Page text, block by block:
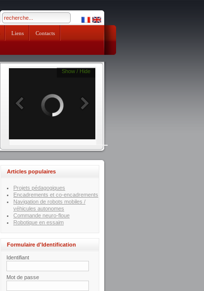
pendik escort
Liens Contacts
Show / Hide
Articles populaires
Projets pédagogiques
Encadrements et co-encadrements
Navigation de robots mobiles /
véhicules autonomes
Commande neuro-floue
Robotique en essaim
Formulaire d'Identification
Identifiant
Mot de passe